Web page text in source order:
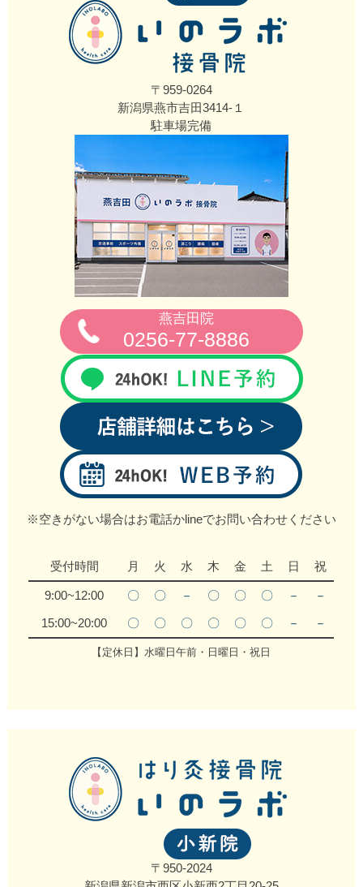
〒959-0264
新潟県燕市吉田3414‐１
駐車場完備
燕吉田院
0256‐77‐8886
※空きがない場合はお電話かlineでお問い合わせください
受付時間 月 火 水 木 金 土 日 祝
9:00~12:00 〇 〇 － 〇 〇 〇 －
－
15:00~20:00
〇 〇 〇 〇 〇 〇 － －
【定休日】水曜日午前・日曜日・祝日
〒950-2024